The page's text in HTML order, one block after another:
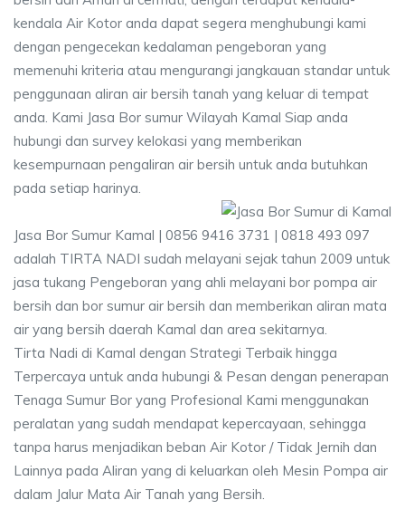
kendala Air Kotor anda dapat segera menghubungi kami
dengan pengecekan kedalaman pengeboran yang
memenuhi kriteria atau mengurangi jangkauan standar untuk
penggunaan aliran air bersih tanah yang keluar di tempat
anda. Kami Jasa Bor sumur Wilayah Kamal Siap anda
hubungi dan survey kelokasi yang memberikan
kesempurnaan pengaliran air bersih untuk anda butuhkan
pada setiap harinya.
Jasa Bor Sumur Kamal | 0856 9416 3731 | 0818 493 097
adalah TIRTA NADI sudah melayani sejak tahun 2009 untuk
jasa tukang Pengeboran yang ahli melayani bor pompa air
bersih dan bor sumur air bersih dan memberikan aliran mata
air yang bersih daerah Kamal dan area sekitarnya.
Tirta Nadi di Kamal dengan Strategi Terbaik hingga
Terpercaya untuk anda hubungi & Pesan dengan penerapan
Tenaga Sumur Bor yang Profesional Kami menggunakan
peralatan yang sudah mendapat kepercayaan, sehingga
tanpa harus menjadikan beban Air Kotor / Tidak Jernih dan
Lainnya pada Aliran yang di keluarkan oleh Mesin Pompa air
dalam Jalur Mata Air Tanah yang Bersih.